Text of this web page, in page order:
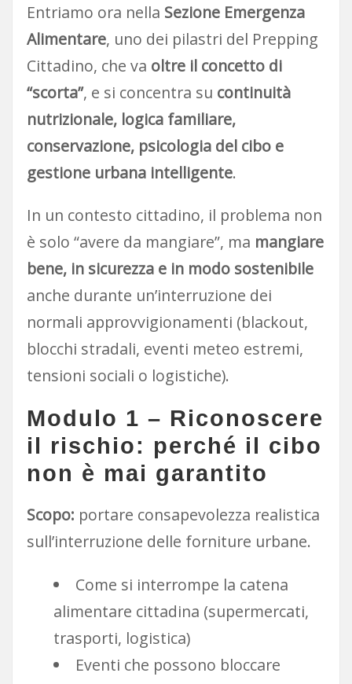
Entriamo ora nella Sezione Emergenza
Alimentare, uno dei pilastri del Prepping
Cittadino, che va oltre il concetto di
“scorta”, e si concentra su continuità
nutrizionale, logica familiare,
conservazione, psicologia del cibo e
gestione urbana intelligente.
In un contesto cittadino, il problema non
è solo “avere da mangiare”, ma mangiare
bene, in sicurezza e in modo sostenibile
anche durante un’interruzione dei
normali approvvigionamenti (blackout,
blocchi stradali, eventi meteo estremi,
tensioni sociali o logistiche).
Modulo 1 – Riconoscere
il rischio: perché il cibo
non è mai garantito
Scopo: portare consapevolezza realistica
sull’interruzione delle forniture urbane.
Come si interrompe la catena
alimentare cittadina (supermercati,
trasporti, logistica)
Eventi che possono bloccare